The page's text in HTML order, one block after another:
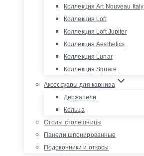
Коллекция Art Nouveau Italy
Коллекция Loft
Коллекция Loft Jupiter
Коллекция Aesthetics
Коллекция Lunar
Коллекция Square
Аксессуары для карниза
Держатели
Кольца
Столы столешницы
Панели шпонированные
Подоконники и откосы